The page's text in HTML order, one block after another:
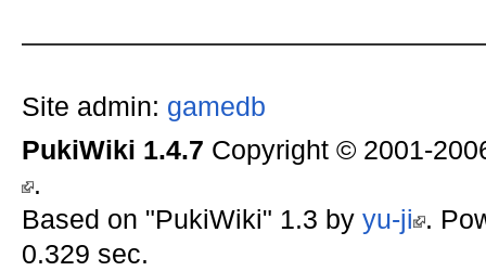
Site admin: gamedb
PukiWiki 1.4.7 Copyright © 2001-
.
Based on "PukiWiki" 1.3 by yu-ji .
0.329 sec.